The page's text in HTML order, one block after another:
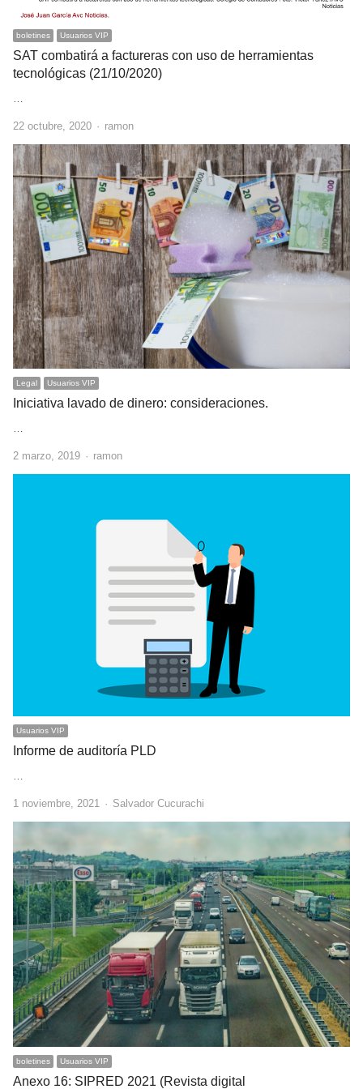
boletines Usuarios VIP
SAT combatirá a factureras con uso de herramientas
tecnológicas (21/10/2020)
22 octubre, 2020 Author
ramon
Legal Usuarios VIP
Iniciativa lavado de dinero: consideraciones.
…
2 marzo, 2019 Author
ramon
Usuarios VIP
Informe de auditoría PLD
…
1 noviembre, 2021 Author
Salvador Cucurachi
boletines Usuarios VIP
Anexo 16: SIPRED 2021 (Revista digital